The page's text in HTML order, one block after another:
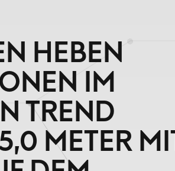
HEBEN
IM
TREND
METER